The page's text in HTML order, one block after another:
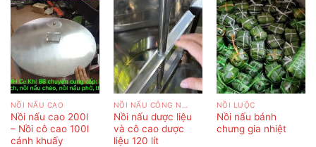
NỒI NẤU CAO
Nồi nấu cao 200l
– Nồi cô cao 100l
cánh khuấy
Nồi nấu dược liệu
và cô cao dược
liệu 120 lít
NỒI LUỘC
Nồi nấu bánh
chưng gia nhiệt